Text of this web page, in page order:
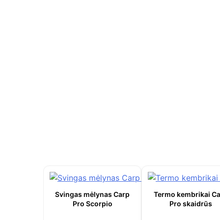
Svingas mėlynas Carp
Pro Scorpio
Termo kembrikai
Pro skaidrūs